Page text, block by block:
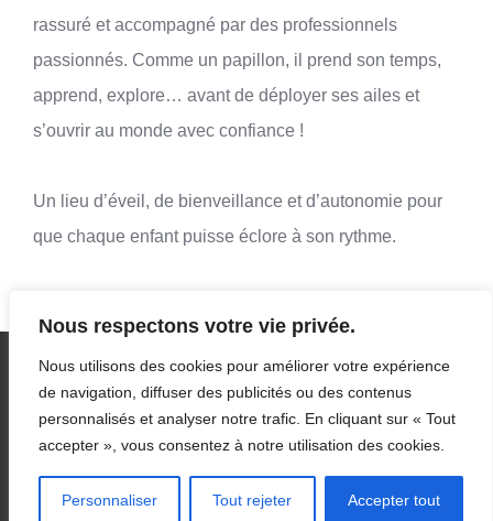
Nous respectons votre vie privée.
Nous utilisons des cookies pour améliorer votre expérience
de navigation, diffuser des publicités ou des contenus
personnalisés et analyser notre trafic. En cliquant sur « Tout
accepter », vous consentez à notre utilisation des cookies.
Personnaliser Tout rejeter Accepter tout
rassuré et accompagné par des professionnels
passionnés. Comme un papillon, il prend son temps,
apprend, explore… avant de déployer ses ailes et
s’ouvrir au monde avec confiance !
Un lieu d’éveil, de bienveillance et d’autonomie pour
que chaque enfant puisse éclore à son rythme.
Copyright 2023 BENABULLE SAS | Tous droits réservés |mentions légales|